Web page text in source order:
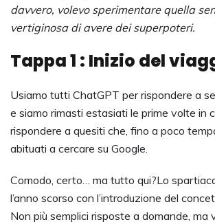
davvero, volevo sperimentare quella
vertiginosa di avere dei superpoteri.
Tappa 1 : Inizio del
Usiamo tutti ChatGPT per rispondere a
e siamo rimasti estasiati le prime volte in
rispondere a quesiti che, fino a poco
abituati a cercare su Google.
Comodo, certo… ma tutto qui?Lo
l’anno scorso con l’introduzione del
Non più semplici risposte a domande, ma